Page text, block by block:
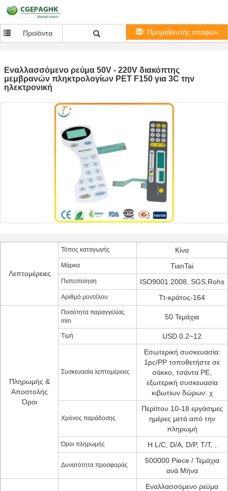
Προϊόντα Προμηθευτής επαφών
Εναλλασσόμενο ρεύμα 50V - 220V διακόπτης
μεμβρανών πληκτρολογίων PET F150 για 3C την
ηλεκτρονική
Λεπτομέρειες
Τόπος καταγωγής Κίνα
Μάρκα TianTai
Πιστοποίηση ISO9001:2008, SGS,Rohs
Αριθμό μοντέλου Tt-κράτος-164
Πληρωμής &
Αποστολής
Όροι
Ποσότητα παραγγελίας
min
50 Τεμάχια
Τιμή USD 0.2~12
Συσκευασία λεπτομέρειες
Εσωτερική συσκευασία:
1pc/PP τοποθετήστε σε
σάκκο, τσάντα PE,
εξωτερική συσκευασία
κιβωτίων δώρων: χ
Χρόνος παράδοσης
Περίπου 10-18 εργάσιμες
ημέρες μετά από την
πληρωμή
Όροι πληρωμής Η L/C, D/A, D/P, T/T, ,
Δυνατότητα προσφοράς
500000 Piece / Τεμάχια
ανά Μήνα
Εναλλασσόμενο ρεύμα